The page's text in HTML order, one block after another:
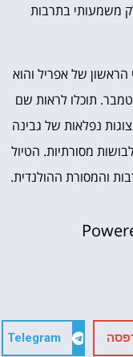
מהווה חלק משמעותי בתרבות
הראשון של אפריל והוא
תוכלו לראות שם
נפלאות של גבינה
מסורתיות. הטיול
והמסורת ההולנדית.
Telegram